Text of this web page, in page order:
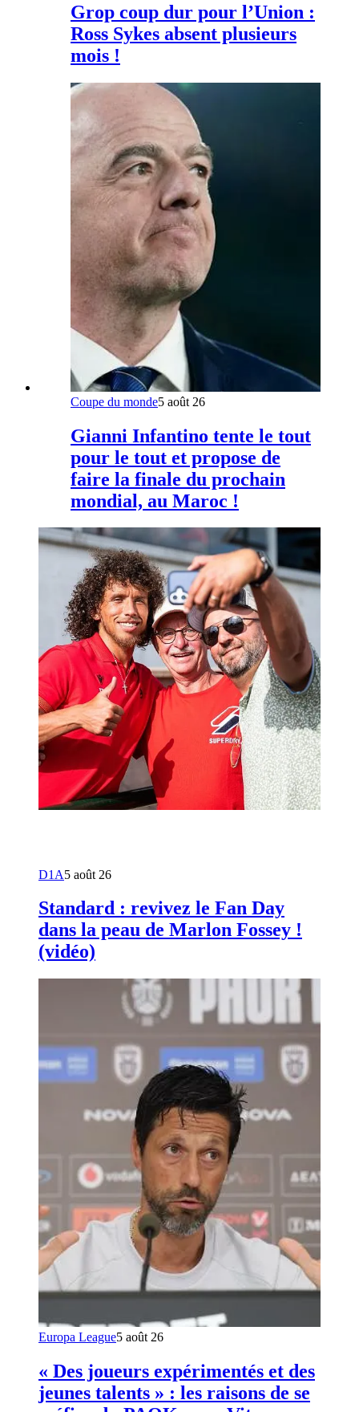
Grop coup dur pour l’Union :
Ross Sykes absent plusieurs
mois !
Coupe du monde5 août 26
Gianni Infantino tente le tout
pour le tout et propose de
faire la finale du prochain
mondial, au Maroc !
D1A5 août 26
Standard : revivez le Fan Day
dans la peau de Marlon Fossey !
(vidéo)
Europa League5 août 26
« Des joueurs expérimentés et des
jeunes talents » : les raisons de se